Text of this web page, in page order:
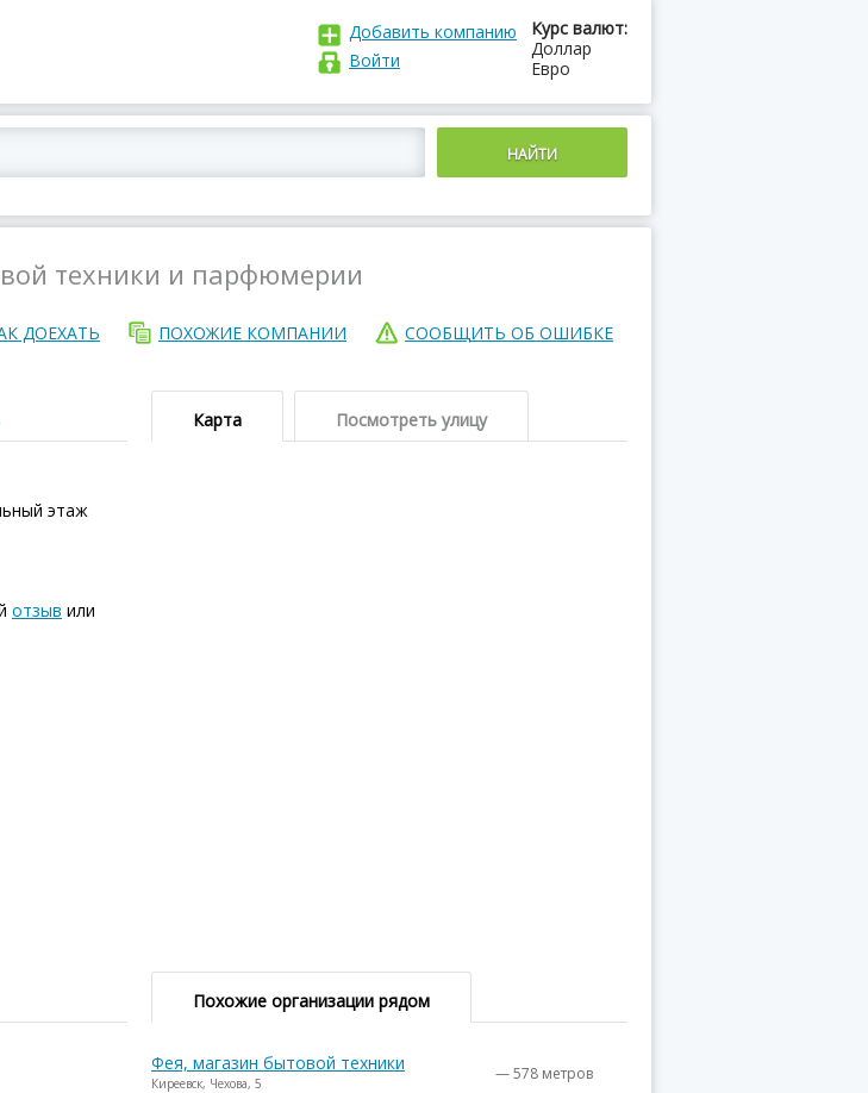
Курс валют:
Доллар
Евро
Добавить компанию
Войти
техники и парфюмерии
ДОЕХАТЬ ПОХОЖИЕ КОМПАНИИ СООБЩИТЬ ОБ ОШИБКЕ
этаж
отзыв или
Карта Посмотреть улицу
Похожие организации рядом
Фея, магазин бытовой техники
Киреевск, Чехова, 5 — 578 метров